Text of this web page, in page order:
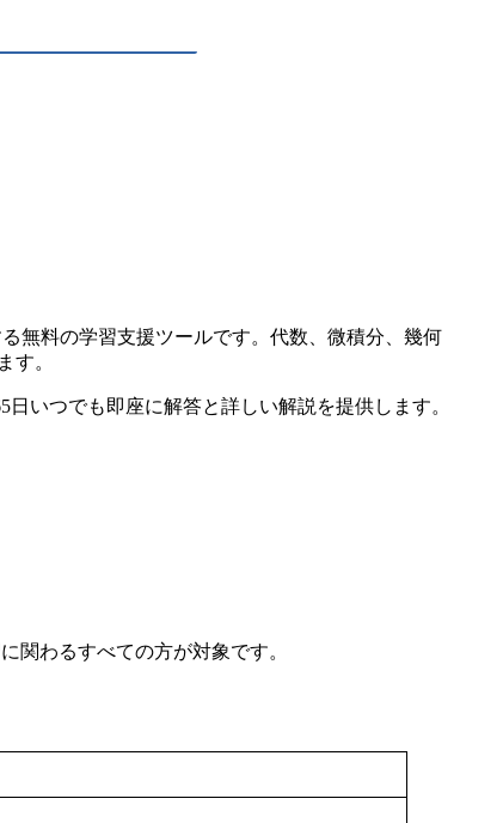
無料の学習支援ツールです。代数、微積分、幾何
す。
いつでも即座に解答と詳しい解説を提供します。
関わるすべての方が対象です。